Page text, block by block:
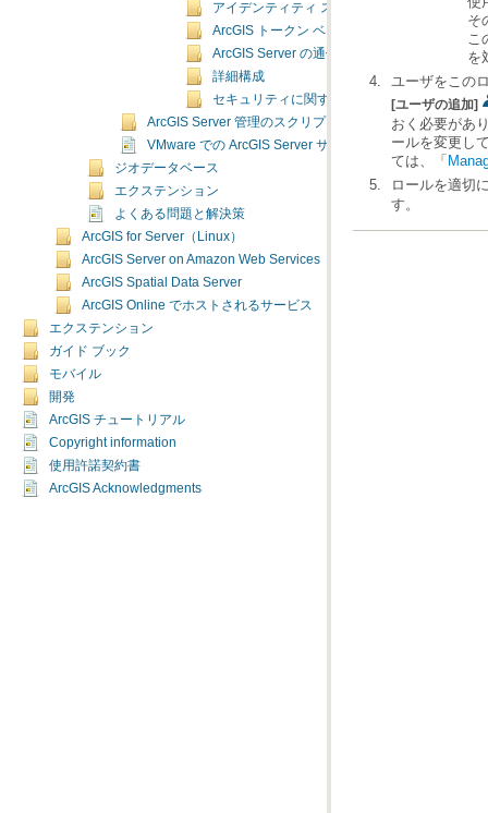
アイデンティティ ストアの管理
ArcGIS トークン ベース認証
ArcGIS Server の通信の暗号化
詳細構成
セキュリティに関するチュートリアル
ArcGIS Server 管理のスクリプト作成
VMware での ArcGIS Server サイトの展開
ジオデータベース
エクステンション
よくある問題と解決策
ArcGIS for Server（Linux）
ArcGIS Server on Amazon Web Services
ArcGIS Spatial Data Server
ArcGIS Online でホストされるサービス
エクステンション
ガイド ブック
モバイル
開発
ArcGIS チュートリアル
Copyright information
使用許諾契約書
ArcGIS Acknowledgments
を
ユーザをこの
[ユーザの追加]
ては、「
ロールを適切
す。